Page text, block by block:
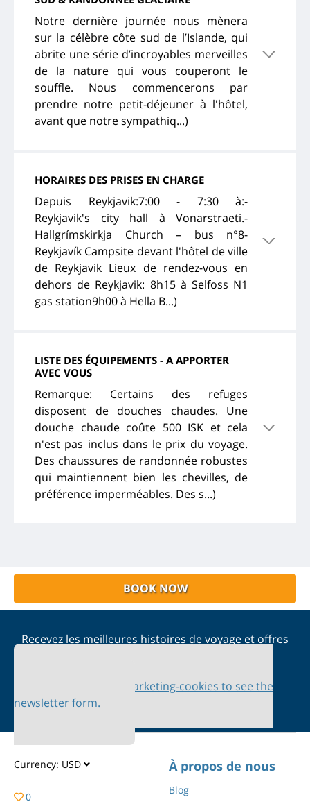
Notre dernière journée nous mènera
sur la célèbre côte sud de l’Islande, qui
abrite une série d’incroyables merveilles
de la nature qui vous couperont le
souffle. Nous commencerons par
prendre notre petit-déjeuner à l'hôtel,
avant que notre sympathiq...)
HORAIRES DES PRISES EN CHARGE
Depuis Reykjavik:7:00 - 7:30 à:-
Reykjavik's city hall à Vonarstraeti.-
Hallgrímskirkja Church – bus n°8-
Reykjavík Campsite devant l'hôtel de ville
de Reykjavik Lieux de rendez-vous en
dehors de Reykjavik: 8h15 à Selfoss N1
gas station9h00 à Hella B...)
LISTE DES ÉQUIPEMENTS - A APPORTER
AVEC VOUS
Remarque: Certains des refuges
disposent de douches chaudes. Une
douche chaude coûte 500 ISK et cela
n'est pas inclus dans le prix du voyage.
Des chaussures de randonnée robustes
qui maintiennent bien les chevilles, de
préférence imperméables. Des s...)
BOOK NOW
Recevez les meilleures histoires de voyage et offres
Please accept marketing-cookies to see the
newsletter form.
Currency: USD
0
À propos de nous
Blog